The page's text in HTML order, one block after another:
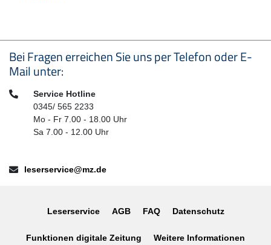
Seitenfußbereich
Bei Fragen erreichen Sie uns per Telefon oder E-
Mail unter:
Telefon:Service Hotline
0345/ 565 2233
Mo - Fr 7.00 - 18.00 Uhr
Sa 7.00 - 12.00 Uhr
E-Mail:leserservice@mz.de
Leserservice AGB FAQ Datenschutz
Funktionen digitale Zeitung Weitere Informationen